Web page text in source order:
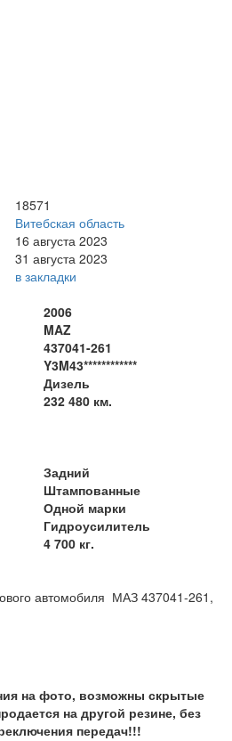
18571
Витебская область
16 августа 2023
31 августа 2023
в закладки
2006
MAZ
437041-261
Y3M43************
Дизель
232 480 км.
Задний
Штампованные
Одной марки
Гидроусилитель
4 700 кг.
автомобиля МАЗ 437041-261,
выпуска.
на фото, возможны скрытые
на другой резине, без
передач!!!